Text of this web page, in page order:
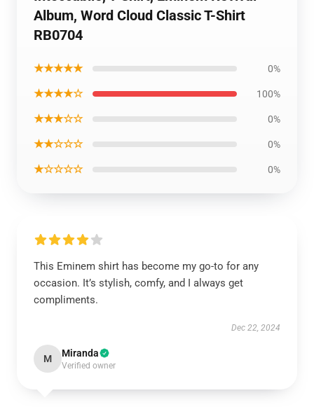
Album, Word Cloud Classic T-Shirt
RB0704
★★★★★ 0%
★★★★☆ 100%
★★★☆☆ 0%
★★☆☆☆ 0%
★☆☆☆☆ 0%
This Eminem shirt has become my go-to for any
occasion. It’s stylish, comfy, and I always get
compliments.
Dec 22, 2024
M Miranda
Verified owner